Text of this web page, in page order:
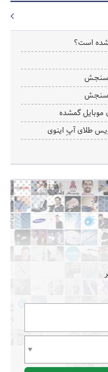
شده است؟
سنجش
سنجش
موبایل گمشده
طلای آپِ اینوی